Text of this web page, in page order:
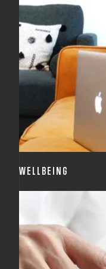
Myslíme
zaměstnanců.
místnost
pěstujeme
kterých
WELLBEING